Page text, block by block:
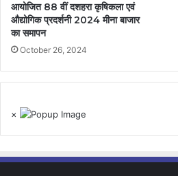
आयोजित 88 वीं दशहरा कृषिकला एवं
औद्योगिक प्रदर्शनी 2024 मीना बाजार
का समापन
October 26, 2024
×